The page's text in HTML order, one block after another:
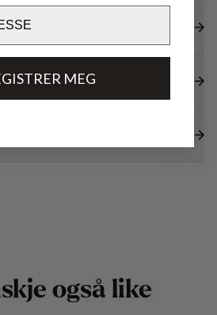
skje også like
MEG